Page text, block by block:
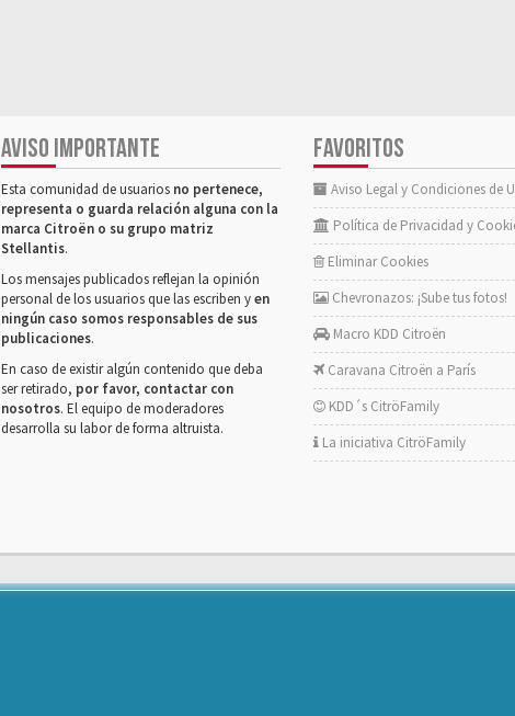
AVISO IMPORTANTE
Esta comunidad de usuarios no pertenece,
representa o guarda relación alguna con la
marca Citroën o su grupo matriz
Stellantis.
Los mensajes publicados reflejan la opinión
personal de los usuarios que las escriben yen
ningún caso somos responsables de sus
publicaciones.
En caso de existir algún contenido que deba
ser retirado, por favor, contactar con
nosotros. El equipo de moderadores
desarrolla su labor de forma altruista.
FAVORITOS
Aviso Legal y Condiciones de
Política de Privacidad y
Eliminar Cookies
Chevronazos: ¡Sube tus fotos!
Macro KDD Citroën
Caravana Citroën a París
KDD´s CitröFamily
La iniciativa CitröFamily